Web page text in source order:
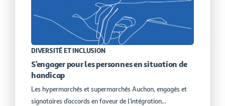
DIVERSITÉ ET INCLUSION
S’engager pour les personnes en situation de
handicap
Les hypermarchés et supermarchés Auchan, engagés et
signataires d’accords en faveur de l’intégration...